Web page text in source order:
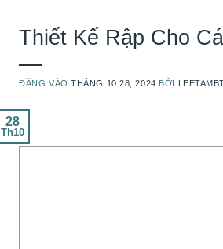
Thiết Kế Rập Cho
ĐĂNG VÀOTHÁNG 10 28, 2024 BỞI
28
Th10